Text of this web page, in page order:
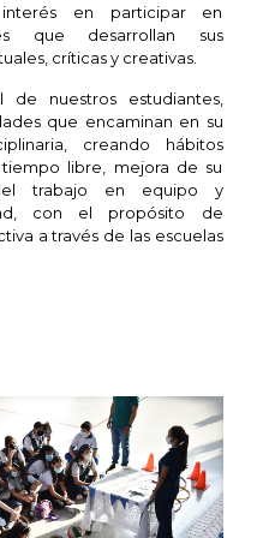
interés en participar en
que desarrollan sus
críticas y creativas.
nuestros estudiantes,
que encaminan en su
creando hábitos
libre, mejora de su
trabajo en equipo y
con el propósito de
a través de las escuelas